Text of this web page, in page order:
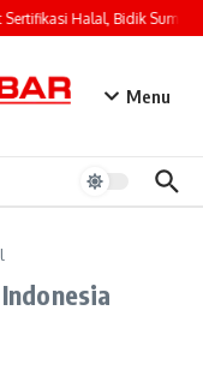
Halal, Bidik
Menu